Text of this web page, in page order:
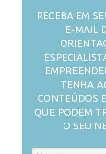
RECEBA EM
E-MAIL
TENHA
CONTEÚDOS
QUE PODEM
O SEU